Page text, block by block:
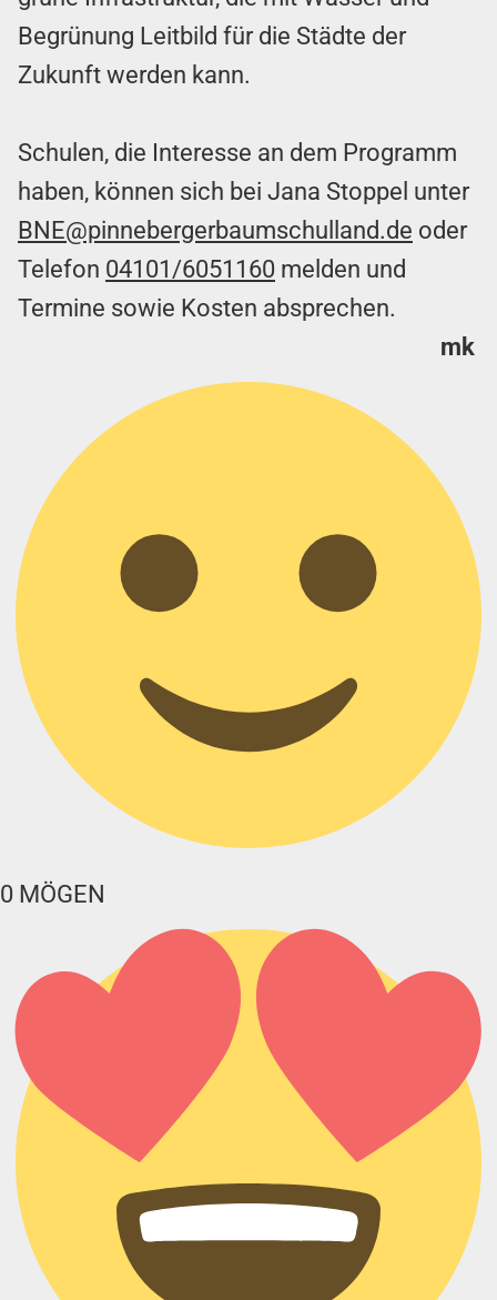
Begrünung Leitbild für die Städte der
Zukunft werden kann.
Schulen, die Interesse an dem Programm
haben, können sich bei Jana Stoppel unter
BNE@pinnebergerbaumschulland.de oder
Telefon 04101/6051160 melden und
Termine sowie Kosten absprechen.
mk
0 MÖGEN